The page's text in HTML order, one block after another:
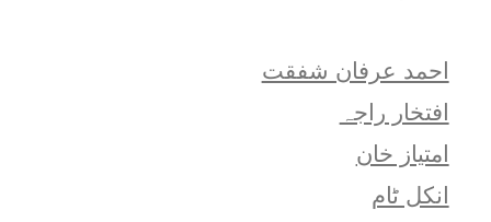
احمد عرفان شفقت
افتخار راجہ
امتياز خان
انکل ٹام